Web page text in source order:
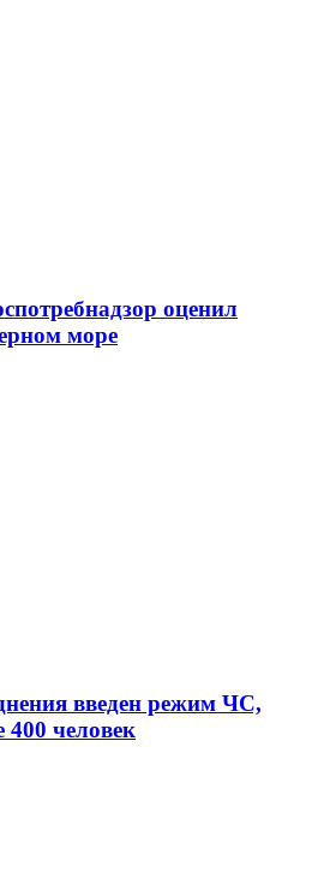
оценил
море
введен режим ЧС,
400 человек